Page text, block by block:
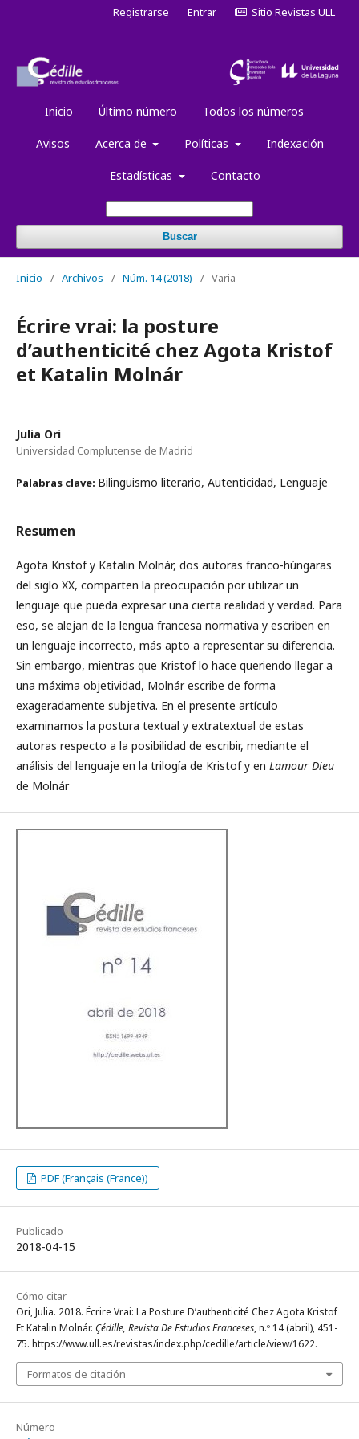
Inicio Último número Todos los números
Avisos Acerca de Políticas Indexación
Estadísticas Contacto
Buscar
Registrarse Entrar Sitio Revistas ULL
Inicio / Archivos / Núm. 14 (2018) / Varia
Écrire vrai: la posture
d’authenticité chez Agota Kristof
et Katalin Molnár
Julia Ori
Universidad Complutense de Madrid
Palabras clave: Bilingüismo literario, Autenticidad, Lenguaje
Resumen
Agota Kristof y Katalin Molnár, dos autoras franco-húngaras
del siglo XX, comparten la preocupación por utilizar un
lenguaje que pueda expresar una cierta realidad y verdad. Para
eso, se alejan de la lengua francesa normativa y escriben en
un lenguaje incorrecto, más apto a representar su diferencia.
Sin embargo, mientras que Kristof lo hace queriendo llegar a
una máxima objetividad, Molnár escribe de forma
exageradamente subjetiva. En el presente artículo
examinamos la postura textual y extratextual de estas
autoras respecto a la posibilidad de escribir, mediante el
análisis del lenguaje en la trilogía de Kristof y en Lamour Dieu
de Molnár
PDF (Français (France))
Publicado
2018-04-15
Cómo citar
Ori, Julia. 2018. Écrire Vrai: La Posture D’authenticité Chez Agota Kristof
Et Katalin Molnár. Çédille, Revista De Estudios Franceses, n.º 14 (abril), 451-
75. https://www.ull.es/revistas/index.php/cedille/article/view/1622.
Formatos de citación
Número